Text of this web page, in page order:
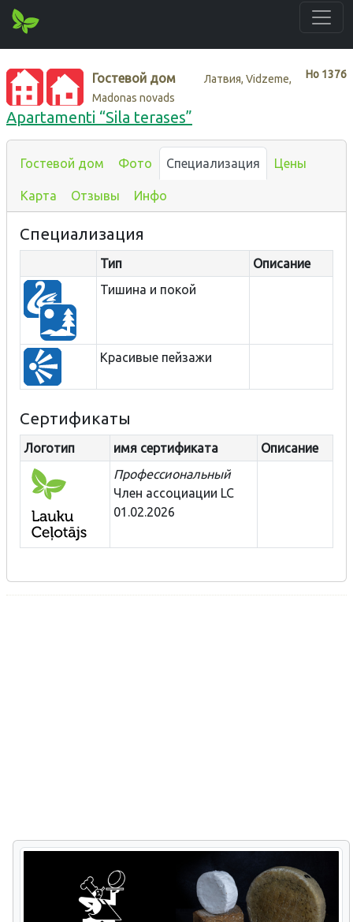
Нo 1376
Гостевой дом
Латвия, Vidzeme,
Madonas novads
Apartamenti “Sila terases”
Гостевой дом Фото Специализация Цены
Карта Отзывы Инфо
Специализация
Тип
Описание
Тишина и покой
Красивые пейзажи
Сертификаты
Логотип имя сертификата
Описание
Профессиональный
Член ассоциации LC
01.02.2026